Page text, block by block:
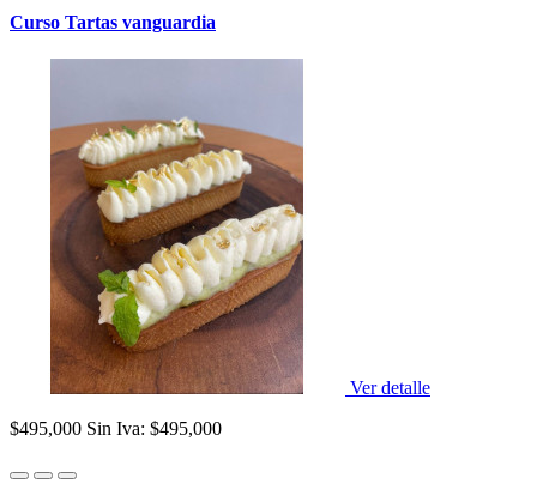
Curso Tartas vanguardia
Ver detalle
$495,000 Sin Iva: $495,000